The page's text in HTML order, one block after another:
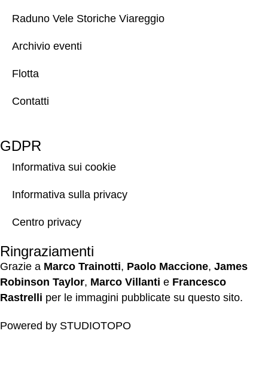
Raduno Vele Storiche Viareggio
Archivio eventi
Flotta
Contatti
GDPR
Informativa sui cookie
Informativa sulla privacy
Centro privacy
Ringraziamenti
Grazie a Marco Trainotti, Paolo Maccione, James
Robinson Taylor, Marco Villanti e Francesco
Rastrelli per le immagini pubblicate su questo sito.
Powered by STUDIOTOPO